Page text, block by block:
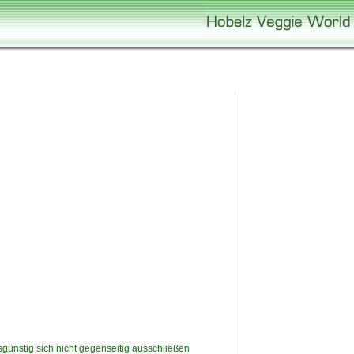
sich nicht gegenseitig ausschließen